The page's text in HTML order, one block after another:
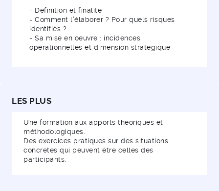
- Définition et finalité
- Comment l’élaborer ? Pour quels risques
identifiés ?
- Sa mise en oeuvre : incidences
opérationnelles et dimension stratégique
LES PLUS
Une formation aux apports théoriques et
méthodologiques.
Des exercices pratiques sur des situations
concrètes qui peuvent être celles des
participants.